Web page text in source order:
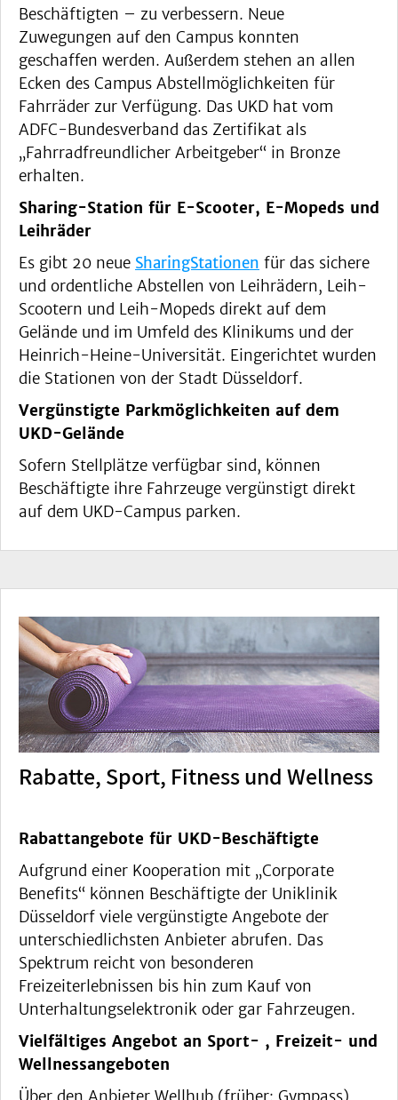
Beschäftigten – zu verbessern. Neue
Zuwegungen auf den Campus konnten
geschaffen werden. Außerdem stehen an allen
Ecken des Campus Abstellmöglichkeiten für
Fahrräder zur Verfügung. Das UKD hat vom
ADFC-Bundesverband das Zertifikat als
„Fahrradfreundlicher Arbeitgeber“ in Bronze
erhalten.
Sharing-Station für E-Scooter, E-Mopeds und
Leihräder
Es gibt 20 neue SharingStationen für das sichere
und ordentliche Abstellen von Leihrädern, Leih-
Scootern und Leih-Mopeds direkt auf dem
Gelände und im Umfeld des Klinikums und der
Heinrich-Heine-Universität. Eingerichtet wurden
die Stationen von der Stadt Düsseldorf.
Vergünstigte Parkmöglichkeiten auf dem
UKD-Gelände
Sofern Stellplätze verfügbar sind, können
Beschäftigte ihre Fahrzeuge vergünstigt direkt
auf dem UKD-Campus parken.
Rabatte, Sport, Fitness und Wellness
Rabattangebote für UKD-Beschäftigte
Aufgrund einer Kooperation mit „Corporate
Benefits“ können Beschäftigte der Uniklinik
Düsseldorf viele vergünstigte Angebote der
unterschiedlichsten Anbieter abrufen. Das
Spektrum reicht von besonderen
Freizeiterlebnissen bis hin zum Kauf von
Unterhaltungselektronik oder gar Fahrzeugen.
Vielfältiges Angebot an Sport- , Freizeit- und
Wellnessangeboten